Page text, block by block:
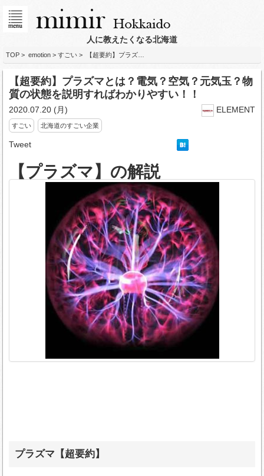
人に教えたくなる北海道
TOP > emotion > すごい > 【超要約】プラズ…
【超要約】プラズマとは？電気？空気？元気玉？物
質の状態を説明すればわかりやすい！！
2020.07.20 (月) ELEMENT
すごい 北海道のすごい企業
Tweet
【プラズマ】の解説
プラズマ【超要約】